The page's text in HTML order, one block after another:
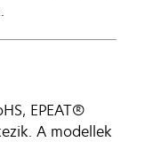
EPEAT®
A modellek